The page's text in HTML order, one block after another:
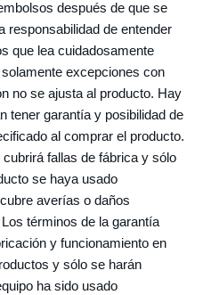
después de que se
responsabilidad de entender
que lea cuidadosamente
excepciones con
no se ajusta al producto. Hay
tener garantía y posibilidad de
al comprar el producto.
fallas de fábrica y sólo
se haya usado
averías o daños
términos de la garantía
y funcionamiento en
y sólo se harán
ha sido usado